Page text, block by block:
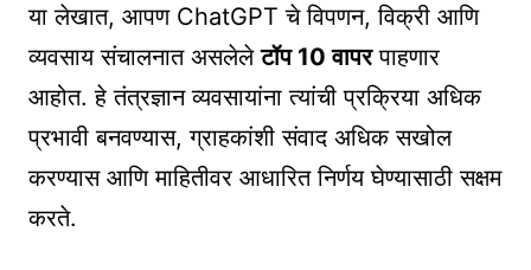
या लेखात, आपण ChatGPT चे विपणन, विक्री आणि
व्यवसाय संचालनात असलेलेटॉप 10 वापरपाहणार
आहोत. हे तंत्रज्ञान व्यवसायांना त्यांची प्रक्रिया अधिक
प्रभावी बनवण्यास, ग्राहकांशी संवाद अधिक सखोल
करण्यास आणि माहितीवर आधारित निर्णय घेण्यासाठी सक्षम
करते.